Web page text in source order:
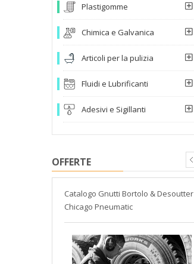
Plastigomme
Chimica e Galvanica
Articoli per la pulizia
Fluidi e Lubrificanti
Adesivi e Sigillanti
OFFERTE
Catalogo Gnutti Bortolo & Desoutter
Chicago Pneumatic